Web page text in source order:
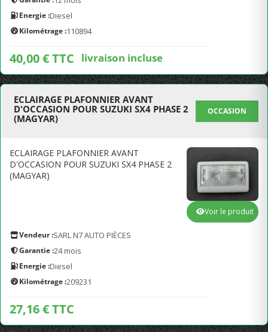
Energie :Diesel
Kilométrage :110894
40,00 € TTC livraison incluse
ECLAIRAGE PLAFONNIER AVANT
D'OCCASION POUR SUZUKI SX4 PHASE 2
(MAGYAR)
OCCASION
ECLAIRAGE PLAFONNIER AVANT
D'OCCASION POUR SUZUKI SX4 PHASE 2
(MAGYAR)
Vendeur :SARL N7 AUTO PIÈCES
Garantie :24 mois
Energie :Diesel
Kilométrage :209231
27,16 € TTC
Voir le produit